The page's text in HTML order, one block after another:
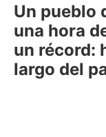
Un pueblo
una hora
un récord:
largo del